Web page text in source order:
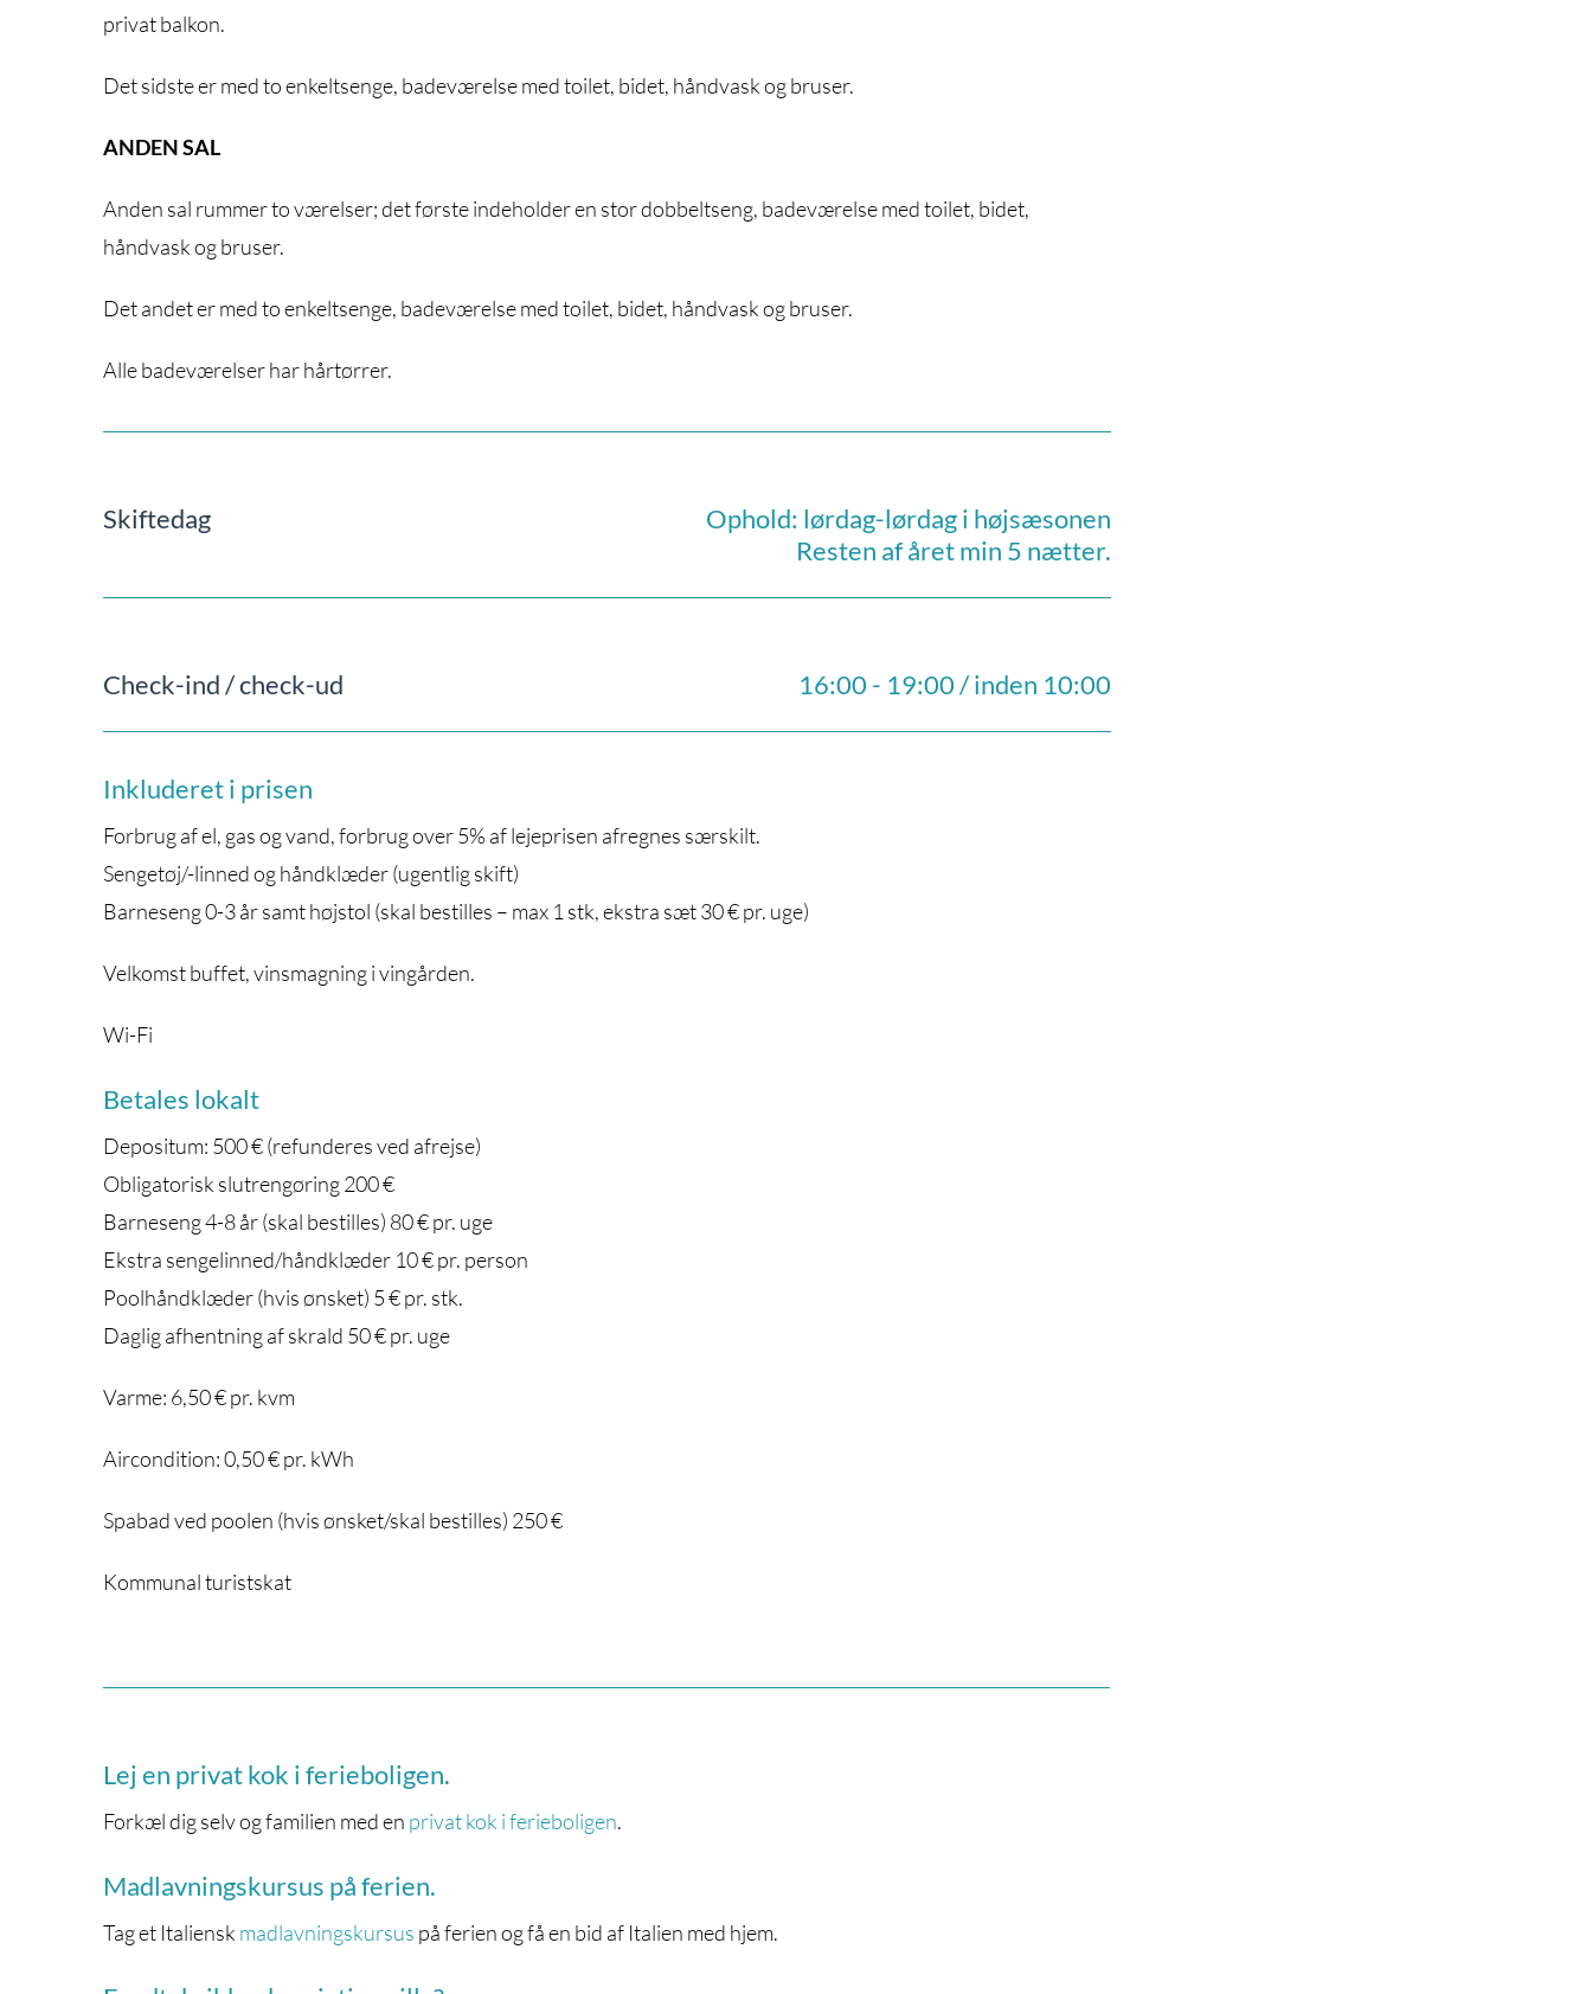
privat balkon.
Det sidste er med to enkeltsenge, badeværelse med toilet, bidet, håndvask og bruser.
ANDEN SAL
Anden sal rummer to værelser; det første indeholder en stor dobbeltseng, badeværelse med toilet, bidet,
håndvask og bruser.
Det andet er med to enkeltsenge, badeværelse med toilet, bidet, håndvask og bruser.
Alle badeværelser har hårtørrer.
Skiftedag
Ophold: lørdag-lørdag i højsæsonen
Resten af året min 5 nætter.
Check-ind / check-ud 16:00 - 19:00 / inden 10:00
Inkluderet i prisen
Forbrug af el, gas og vand, forbrug over 5% af lejeprisen afregnes særskilt.
Sengetøj/-linned og håndklæder (ugentlig skift)
Barneseng 0-3 år samt højstol (skal bestilles – max 1 stk, ekstra sæt 30 € pr. uge)
Velkomst buffet, vinsmagning i vingården.
Wi-Fi
Betales lokalt
Depositum: 500 € (refunderes ved afrejse)
Obligatorisk slutrengøring 200 €
Barneseng 4-8 år (skal bestilles) 80 € pr. uge
Ekstra sengelinned/håndklæder 10 € pr. person
Poolhåndklæder (hvis ønsket) 5 € pr. stk.
Daglig afhentning af skrald 50 € pr. uge
Varme: 6,50 € pr. kvm
Aircondition: 0,50 € pr. kWh
Spabad ved poolen (hvis ønsket/skal bestilles) 250 €
Kommunal turistskat
Lej en privat kok i ferieboligen.
Forkæl dig selv og familien med en privat kok i ferieboligen.
Madlavningskursus på ferien.
Tag et Italiensk madlavningskursus på ferien og få en bid af Italien med hjem.